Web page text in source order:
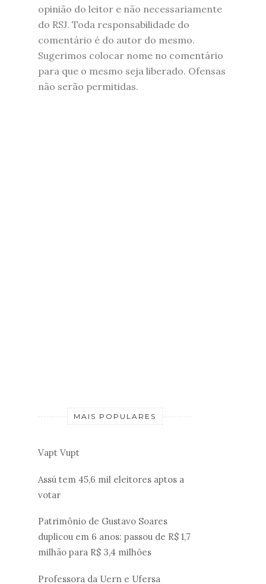
opinião do leitor e não necessariamente
do RSJ. Toda responsabilidade do
comentário é do autor do mesmo.
Sugerimos colocar nome no comentário
para que o mesmo seja liberado. Ofensas
não serão permitidas.
MAIS POPULARES
Vapt Vupt
Assú tem 45,6 mil eleitores aptos a
votar
Patrimônio de Gustavo Soares
duplicou em 6 anos: passou de R$ 1,7
milhão para R$ 3,4 milhões
Professora da Uern e Ufersa